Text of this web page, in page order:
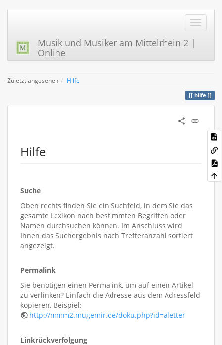
Musik und Musiker am Mittelrhein 2 |
Online
Zuletzt angesehen Hilfe
hilfe
Hilfe
Suche
Oben rechts finden Sie ein Suchfeld, in dem Sie das
gesamte Lexikon nach bestimmten Begriffen oder
Namen durchsuchen können. Im Anschluss wird
Ihnen das Suchergebnis nach Trefferanzahl sortiert
angezeigt.
Permalink
Sie benötigen einen Permalink, um auf einen Artikel
zu verlinken? Einfach die Adresse aus dem Adressfeld
kopieren. Beispiel:
http://mmm2.mugemir.de/doku.php?id=aletter
Linkrückverfolgung